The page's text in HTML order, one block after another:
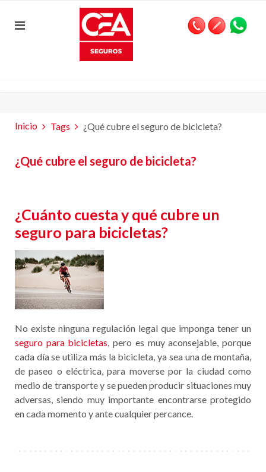
Inicio Tags ¿Qué cubre el seguro de bicicleta?
¿Qué cubre el seguro de bicicleta?
¿Cuánto cuesta y qué cubre un
seguro para bicicletas?
No existe ninguna regulación legal que imponga tener un
seguro para bicicletas, pero es muy aconsejable, porque
cada día se utiliza más la bicicleta, ya sea una de montaña,
de paseo o eléctrica, para moverse por la ciudad como
medio de transporte y se pueden producir situaciones muy
adversas, siendo muy importante encontrarse protegido
en cada momento y ante cualquier percance.